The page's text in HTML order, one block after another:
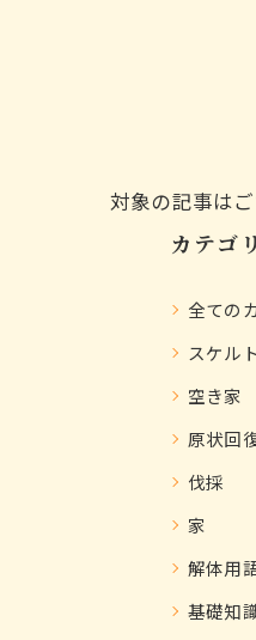
対象の記事は
カテゴ
全ての
スケル
空き家
原状回
伐採
家
解体用
基礎知